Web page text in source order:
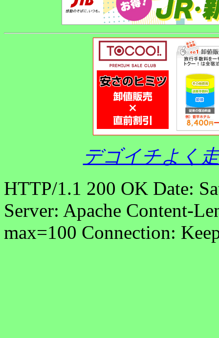
デゴイチよく
HTTP/1.1 200 OK Date:
Server: Apache Content-
max=100 Connection: